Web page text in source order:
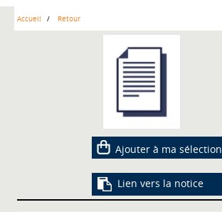
Accueil Retour
Ajouter à ma sélection
Lien vers la notice